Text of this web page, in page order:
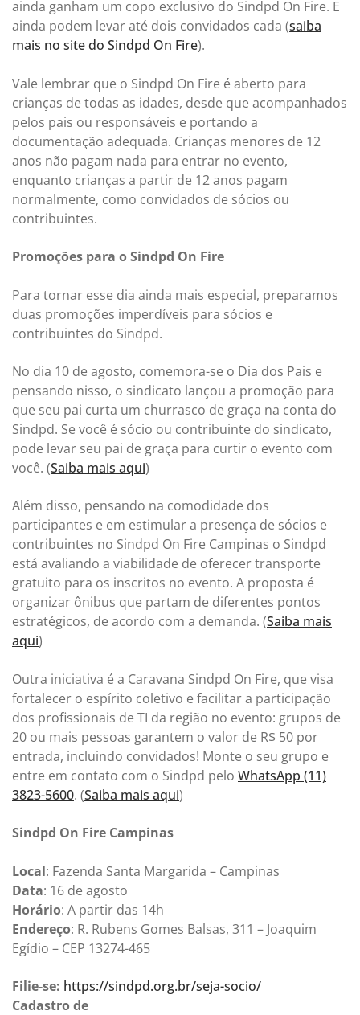
ainda ganham um copo exclusivo do Sindpd On Fire. E
ainda podem levar até dois convidados cada (saiba
mais no site do Sindpd On Fire).
Vale lembrar que o Sindpd On Fire é aberto para
crianças de todas as idades, desde que acompanhados
pelos pais ou responsáveis e portando a
documentação adequada. Crianças menores de 12
anos não pagam nada para entrar no evento,
enquanto crianças a partir de 12 anos pagam
normalmente, como convidados de sócios ou
contribuintes.
Promoções para o Sindpd On Fire
Para tornar esse dia ainda mais especial, preparamos
duas promoções imperdíveis para sócios e
contribuintes do Sindpd.
No dia 10 de agosto, comemora-se o Dia dos Pais e
pensando nisso, o sindicato lançou a promoção para
que seu pai curta um churrasco de graça na conta do
Sindpd. Se você é sócio ou contribuinte do sindicato,
pode levar seu pai de graça para curtir o evento com
você. (Saiba mais aqui)
Além disso, pensando na comodidade dos
participantes e em estimular a presença de sócios e
contribuintes no Sindpd On Fire Campinas o Sindpd
está avaliando a viabilidade de oferecer transporte
gratuito para os inscritos no evento. A proposta é
organizar ônibus que partam de diferentes pontos
estratégicos, de acordo com a demanda. (Saiba mais
aqui)
Outra iniciativa é a Caravana Sindpd On Fire, que visa
fortalecer o espírito coletivo e facilitar a participação
dos profissionais de TI da região no evento: grupos de
20 ou mais pessoas garantem o valor de R$ 50 por
entrada, incluindo convidados! Monte o seu grupo e
entre em contato com o Sindpd pelo WhatsApp (11)
3823-5600. (Saiba mais aqui)
Sindpd On Fire Campinas
Local: Fazenda Santa Margarida – Campinas
Data: 16 de agosto
Horário: A partir das 14h
Endereço: R. Rubens Gomes Balsas, 311 – Joaquim
Egídio – CEP 13274-465
Filie-se: https://sindpd.org.br/seja-socio/
Cadastro de